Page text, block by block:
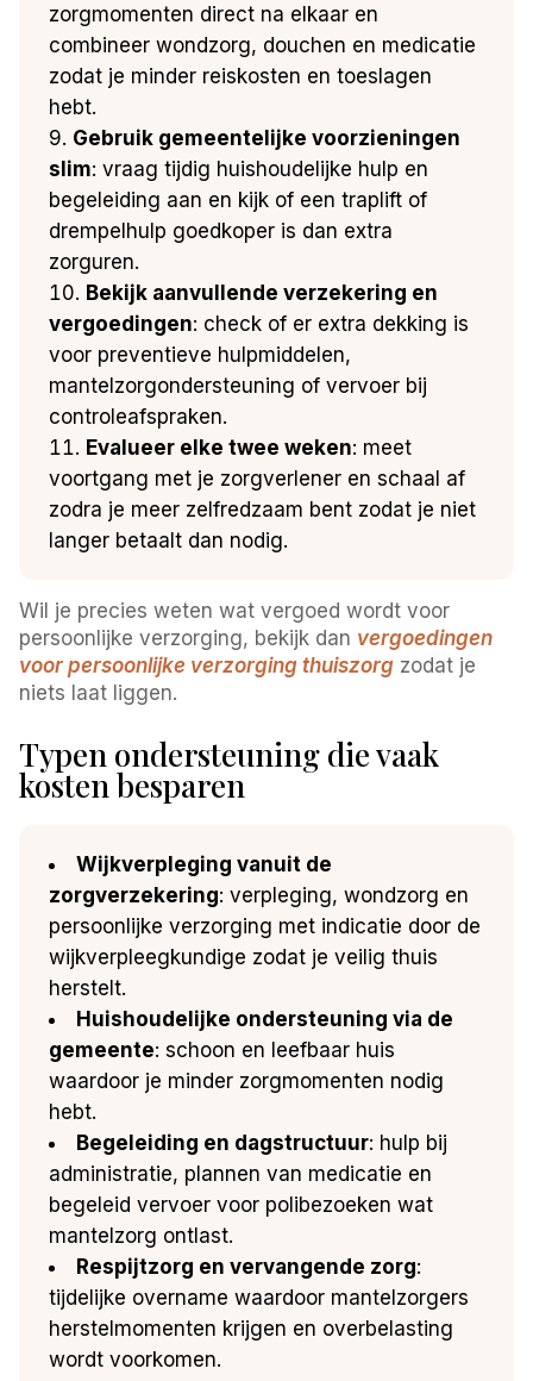
zorgmomenten direct na elkaar en
combineer wondzorg, douchen en medicatie
zodat je minder reiskosten en toeslagen
hebt.
Gebruik gemeentelijke voorzieningen
slim: vraag tijdig huishoudelijke hulp en
begeleiding aan en kijk of een traplift of
drempelhulp goedkoper is dan extra
zorguren.
Bekijk aanvullende verzekering en
vergoedingen: check of er extra dekking is
voor preventieve hulpmiddelen,
mantelzorgondersteuning of vervoer bij
controleafspraken.
Evalueer elke twee weken: meet
voortgang met je zorgverlener en schaal af
zodra je meer zelfredzaam bent zodat je niet
langer betaalt dan nodig.
Wil je precies weten wat vergoed wordt voor
persoonlijke verzorging, bekijk dan vergoedingen
voor persoonlijke verzorging thuiszorg zodat je
niets laat liggen.
Typen ondersteuning die vaak
kosten besparen
Wijkverpleging vanuit de
zorgverzekering: verpleging, wondzorg en
persoonlijke verzorging met indicatie door de
wijkverpleegkundige zodat je veilig thuis
herstelt.
Huishoudelijke ondersteuning via de
gemeente: schoon en leefbaar huis
waardoor je minder zorgmomenten nodig
hebt.
Begeleiding en dagstructuur: hulp bij
administratie, plannen van medicatie en
begeleid vervoer voor polibezoeken wat
mantelzorg ontlast.
Respijtzorg en vervangende zorg:
tijdelijke overname waardoor mantelzorgers
herstelmomenten krijgen en overbelasting
wordt voorkomen.